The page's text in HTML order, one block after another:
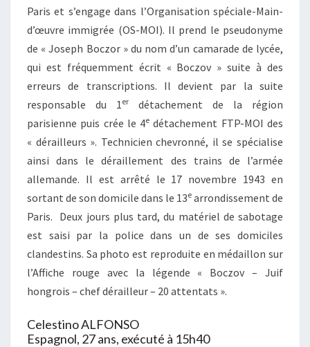
Paris et s’engage dans l’Organisation spéciale-Main-
d’œuvre immigrée (OS-MOI). Il prend le pseudonyme
de « Joseph Boczor » du nom d’un camarade de lycée,
qui est fréquemment écrit « Boczov » suite à des
erreurs de transcriptions. Il devient par la suite
responsable du 1er
détachement de la région
parisienne puis crée le 4e détachement FTP-MOI des
« dérailleurs ». Technicien chevronné, il se spécialise
ainsi dans le déraillement des trains de l’armée
allemande. Il est arrêté le 17 novembre 1943 en
sortant de son domicile dans le 13e arrondissement de
Paris. Deux jours plus tard, du matériel de sabotage
est saisi par la police dans un de ses domiciles
clandestins. Sa photo est reproduite en médaillon sur
l’Affiche rouge avec la légende « Boczov – Juif
hongrois – chef dérailleur – 20 attentats ».
Celestino ALFONSO
Espagnol, 27 ans, exécuté à 15h40